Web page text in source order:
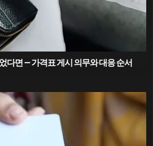
다면 — 가격표 게시 의무와 대응 순서